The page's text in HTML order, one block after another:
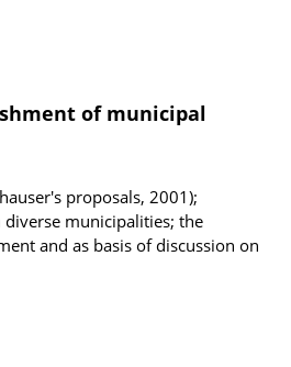
of municipal
proposals, 2001);
municipalities; the
and as basis of discussion on